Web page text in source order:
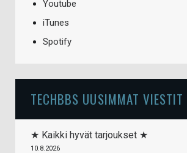
Youtube
iTunes
Spotify
TECHBBS UUSIMMAT VIESTIT
★ Kaikki hyvät tarjoukset ★
10.8.2026